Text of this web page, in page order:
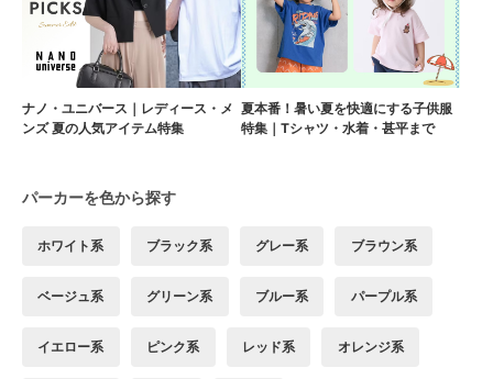
ナノ・ユニバース｜レディース・メ
ンズ 夏の人気アイテム特集
夏本番！暑い夏を快適にする子供服
特集｜Tシャツ・水着・甚平まで
パーカーを色から探す
ホワイト系 ブラック系 グレー系 ブラウン系
ベージュ系 グリーン系 ブルー系 パープル系
イエロー系 ピンク系 レッド系 オレンジ系